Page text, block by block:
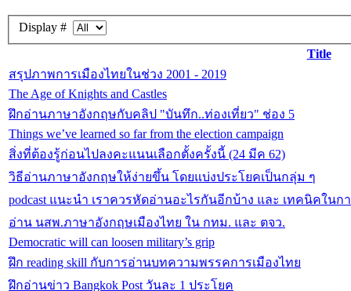
Display #
Title
สรุปภาพการเมืองไทยในช่วง 2001 - 2019
The Age of Knights and Castles
ฝึกอ่านภาษาอังกฤษกับคลิป "บันทึก..ท่องเที่ยว" ช่อง 5
Things we’ve learned so far from the election campaign
สิ่งที่ต้องรู้ก่อนไปลงคะแนนเลือกตั้งครั้งนี้ (24 มีค 62)
วิธีอ่านภาษาอังกฤษให้ง่ายขึ้น โดยแบ่งประโยคเป็นกลุ่ม ๆ
podcast แนะนำ เราควรหัดอ่านอะไรกันอีกบ้าง และ เทคนิคใน
อ่าน นสพ.ภาษาอังกฤษเมืองไทย ใน กทม. และ ตจว.
Democratic will can loosen military’s grip
ฝึก reading skill กับการอ่านบทความพรรคการเมืองไทย
ฝึกอ่านข่าว Bangkok Post วันละ 1 ประโยค